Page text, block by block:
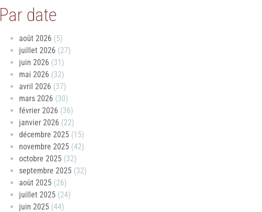
Par date
août 2026 (5)
juillet 2026 (27)
juin 2026 (31)
mai 2026 (32)
avril 2026 (37)
mars 2026 (30)
février 2026 (36)
janvier 2026 (22)
décembre 2025 (15)
novembre 2025 (42)
octobre 2025 (32)
septembre 2025 (32)
août 2025 (26)
juillet 2025 (24)
juin 2025 (44)